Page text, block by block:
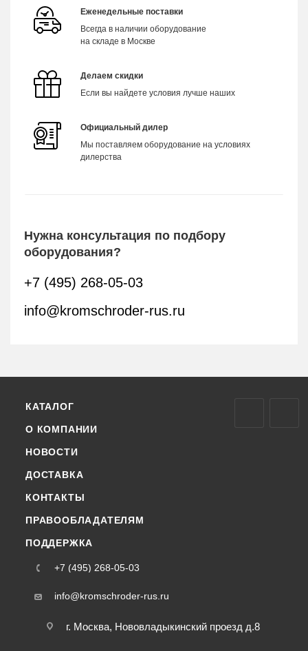
Еженедельные поставки
Всегда в наличии оборудование
на складе в Москве
Делаем скидки
Если вы найдете условия лучше наших
Официальный дилер
Мы поставляем оборудование на условиях
дилерства
Нужна консультация по подбору
оборудования?
+7 (495) 268-05-03
info@kromschroder-rus.ru
КАТАЛОГ
О КОМПАНИИ
НОВОСТИ
ДОСТАВКА
КОНТАКТЫ
ПРАВООБЛАДАТЕЛЯМ
ПОДДЕРЖКА
+7 (495) 268-05-03
info@kromschroder-rus.ru
г. Москва, Нововладыкинский проезд д.8